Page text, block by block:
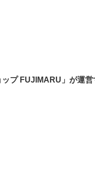
プ FUJIMARU」が運営